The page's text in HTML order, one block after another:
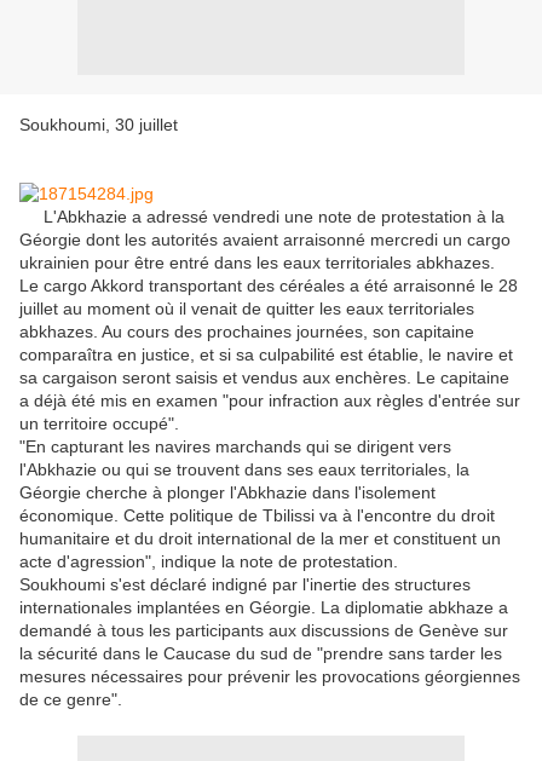
Soukhoumi, 30 juillet
L'Abkhazie a adressé vendredi une note de protestation à la
Géorgie dont les autorités avaient arraisonné mercredi un cargo
ukrainien pour être entré dans les eaux territoriales abkhazes.
Le cargo Akkord transportant des céréales a été arraisonné le 28
juillet au moment où il venait de quitter les eaux territoriales
abkhazes. Au cours des prochaines journées, son capitaine
comparaîtra en justice, et si sa culpabilité est établie, le navire et
sa cargaison seront saisis et vendus aux enchères. Le capitaine
a déjà été mis en examen "pour infraction aux règles d'entrée sur
un territoire occupé".
"En capturant les navires marchands qui se dirigent vers
l'Abkhazie ou qui se trouvent dans ses eaux territoriales, la
Géorgie cherche à plonger l'Abkhazie dans l'isolement
économique. Cette politique de Tbilissi va à l'encontre du droit
humanitaire et du droit international de la mer et constituent un
acte d'agression", indique la note de protestation.
Soukhoumi s'est déclaré indigné par l'inertie des structures
internationales implantées en Géorgie. La diplomatie abkhaze a
demandé à tous les participants aux discussions de Genève sur
la sécurité dans le Caucase du sud de "prendre sans tarder les
mesures nécessaires pour prévenir les provocations géorgiennes
de ce genre".